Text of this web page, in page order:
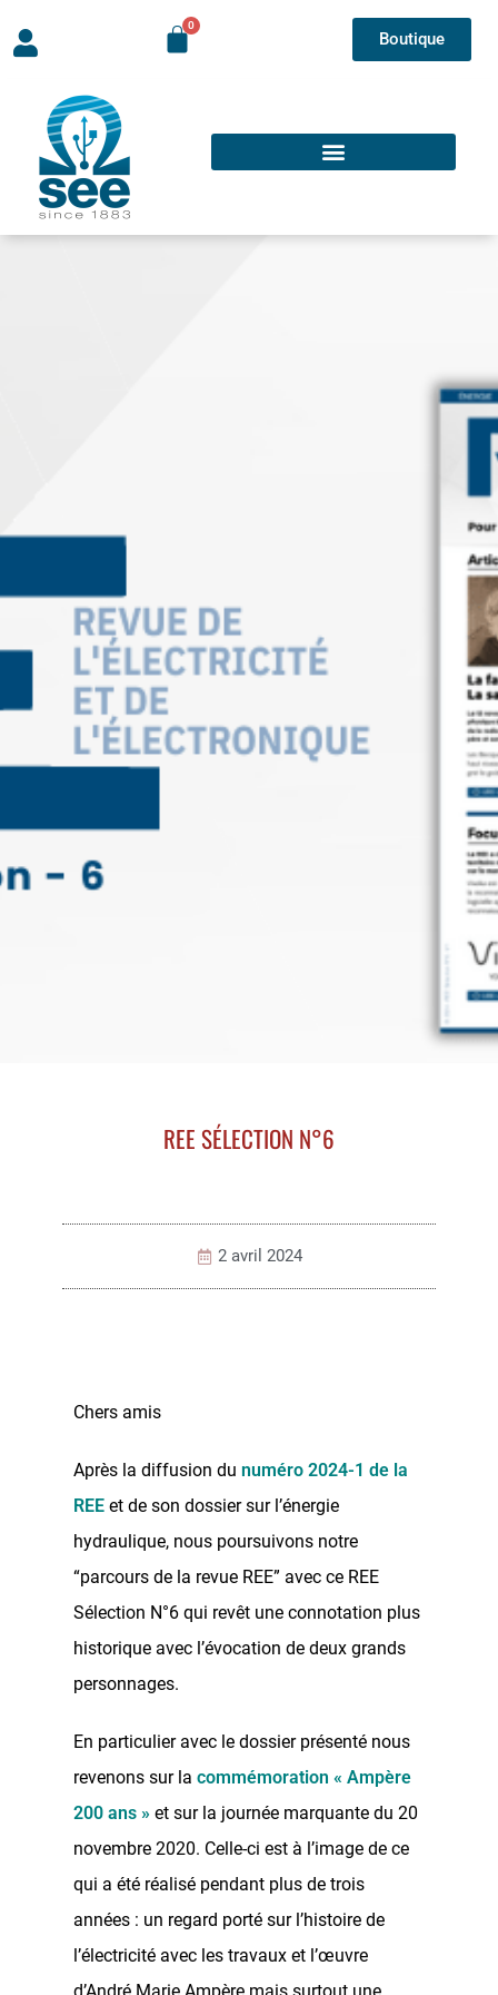
Boutique
REE SÉLECTION N°6
2 avril 2024
Chers amis
Après la diffusion du numéro 2024-1 de la
REE et de son dossier sur l’énergie
hydraulique, nous poursuivons notre
“parcours de la revue REE” avec ce REE
Sélection N°6 qui revêt une connotation plus
historique avec l’évocation de deux grands
personnages.
En particulier avec le dossier présenté nous
revenons sur la commémoration « Ampère
200 ans » et sur la journée marquante du 20
novembre 2020. Celle-ci est à l’image de ce
qui a été réalisé pendant plus de trois
années : un regard porté sur l’histoire de
l’électricité avec les travaux et l’œuvre